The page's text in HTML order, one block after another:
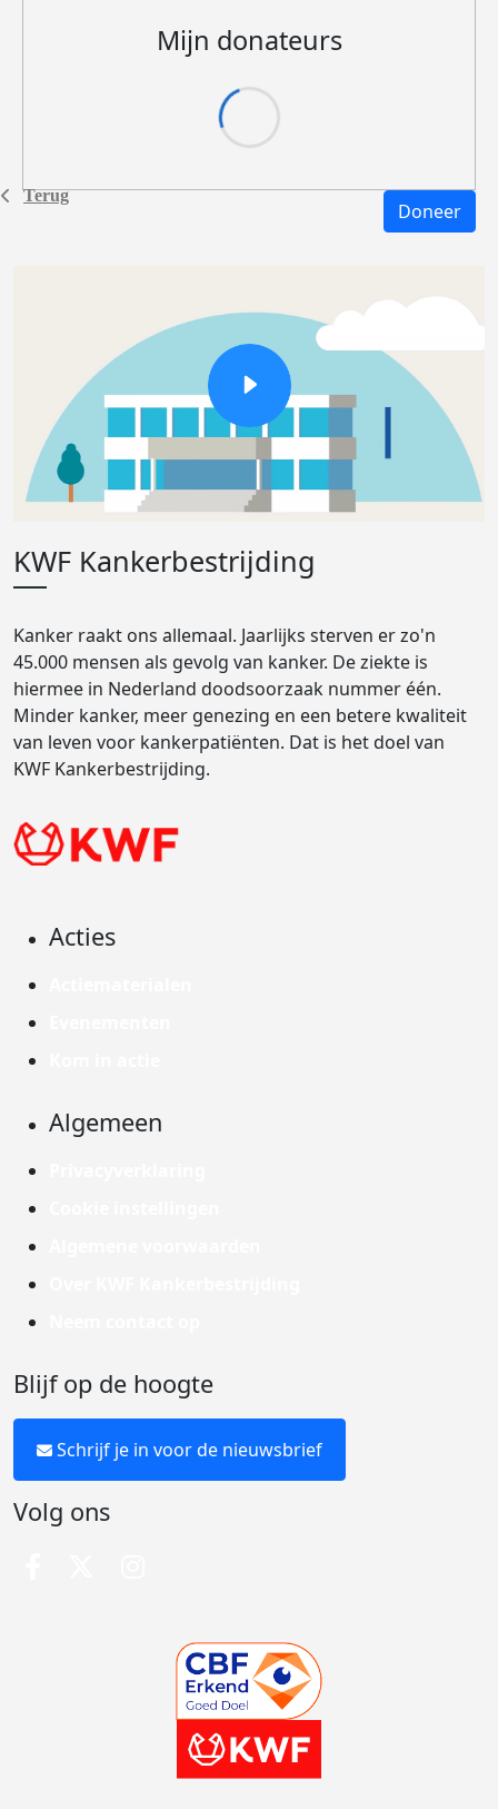
Terug
Mijn donateurs
Doneer
KWF Kankerbestrijding
Kanker raakt ons allemaal. Jaarlijks sterven er zo'n
45.000 mensen als gevolg van kanker. De ziekte is
hiermee in Nederland doodsoorzaak nummer één.
Minder kanker, meer genezing en een betere kwaliteit
van leven voor kankerpatiënten. Dat is het doel van
KWF Kankerbestrijding.
Acties
Algemeen
Blijf op de hoogte
Schrijf je in voor de nieuwsbrief
Volg ons